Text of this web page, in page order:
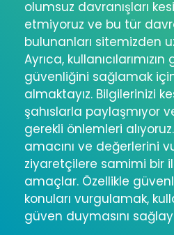
olumsuz davranışları
etmiyoruz ve bu tür
bulunanları sitemizden
Ayrıca,
güvenliğini sağlamak
almaktayız. Bilgilerinizi
şahıslarla paylaşmıyor
gerekli önlemleri
amacını ve değerlerini
ziyaretçilere samimi bir
amaçlar. Özellikle
konuları vurgulamak,
güven duymasını